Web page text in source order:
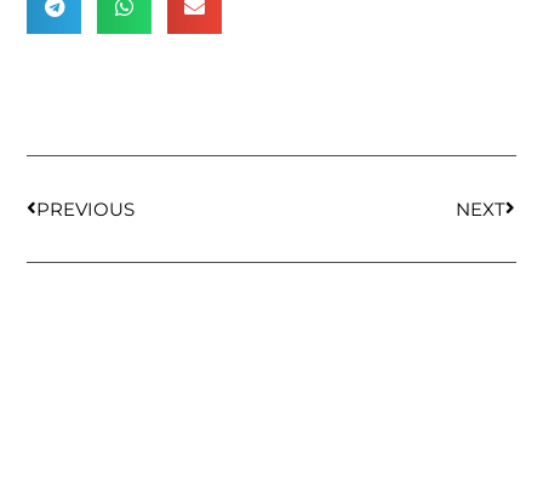
PREVIOUS NEXT